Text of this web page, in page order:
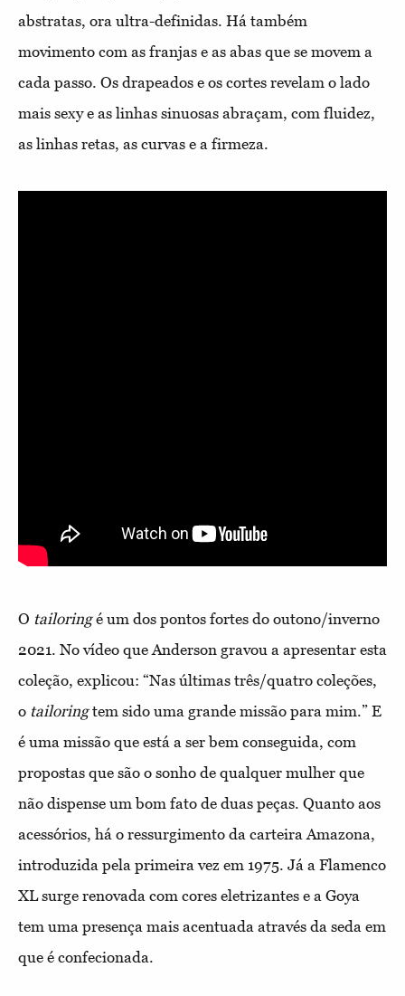
abstratas, ora ultra-definidas. Há também
movimento com as franjas e as abas que se movem a
cada passo. Os drapeados e os cortes revelam o lado
mais sexy e as linhas sinuosas abraçam, com fluidez,
as linhas retas, as curvas e a firmeza.
O tailoringé um dos pontos fortes do outono/inverno
2021. No vídeo que Anderson gravou a apresentar esta
coleção, explicou: “Nas últimas três/quatro coleções,
o tailoringtem sido uma grande missão para mim.” E
é uma missão que está a ser bem conseguida, com
propostas que são o sonho de qualquer mulher que
não dispense um bom fato de duas peças. Quanto aos
acessórios, há o ressurgimento da carteira Amazona,
introduzida pela primeira vez em 1975. Já a Flamenco
XL surge renovada com cores eletrizantes e a Goya
tem uma presença mais acentuada através da seda em
que é confecionada.